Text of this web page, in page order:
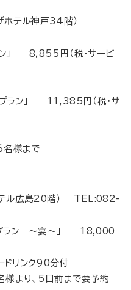
ザホテル神戸34階）
ン」 8,855円（税･サービ
プラン」 11,385円（税･サ
様まで
テル広島20階） TEL:082-
プラン ～宴～」 18,000
ドリンク90分付
り、5日前まで要予約